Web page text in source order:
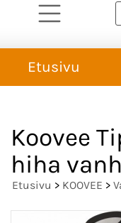
Etusivu
Koovee
hiha
Etusivu > KOOVEE >